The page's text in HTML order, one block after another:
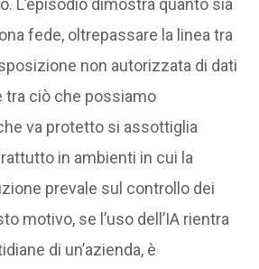
fede, oltrepassare la linea tra
non autorizzata di dati
tra ciò che possiamo
va protetto si assottiglia
in ambienti in cui la
prevale sul controllo dei
motivo, se l’uso dell’IA rientra
di un’azienda, è